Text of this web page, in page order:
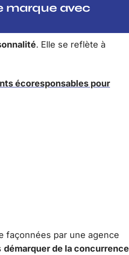
marque avec
. Elle se reflète à
écoresponsables pour
façonnées par une agence
démarquer de la concurrence